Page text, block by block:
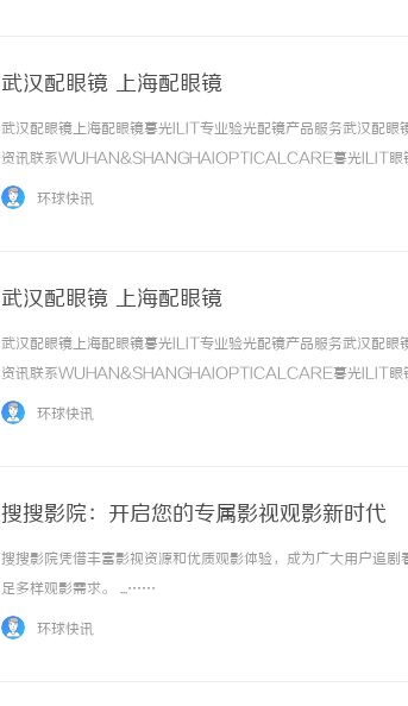
武汉配眼镜 上海配眼镜
武汉配眼镜上海配眼镜暮光ILIT专业验光配镜产品服务武汉配
资讯联系WUHAN&SHANGHAIOPTICALCARE暮光ILIT眼
品牌，现于武汉与上海设有4家门店。以完整验光、正品镜片
环球快讯
武汉配眼镜 上海配眼镜
武汉配眼镜上海配眼镜暮光ILIT专业验光配镜产品服务武汉配
资讯联系WUHAN&SHANGHAIOPTICALCARE暮光ILIT眼
品牌，现于武汉与上海设有4家门店。以完整验光、正品镜片
环球快讯
搜搜影院：开启您的专属影视观影新时代
搜搜影院凭借丰富影视资源和优质观影体验，成为广大用户追
足多样观影需求。 ...……
环球快讯